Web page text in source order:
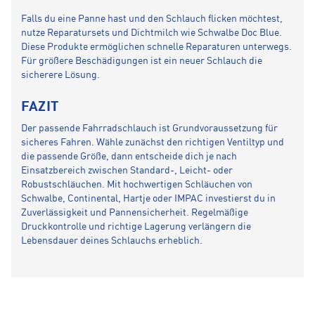
Falls du eine Panne hast und den Schlauch flicken möchtest,
nutze Reparatursets und Dichtmilch wie Schwalbe Doc Blue.
Diese Produkte ermöglichen schnelle Reparaturen unterwegs.
Für größere Beschädigungen ist ein neuer Schlauch die
sicherere Lösung.
FAZIT
Der passende Fahrradschlauch ist Grundvoraussetzung für
sicheres Fahren. Wähle zunächst den richtigen Ventiltyp und
die passende Größe, dann entscheide dich je nach
Einsatzbereich zwischen Standard-, Leicht- oder
Robustschläuchen. Mit hochwertigen Schläuchen von
Schwalbe, Continental, Hartje oder IMPAC investierst du in
Zuverlässigkeit und Pannensicherheit. Regelmäßige
Druckkontrolle und richtige Lagerung verlängern die
Lebensdauer deines Schlauchs erheblich.